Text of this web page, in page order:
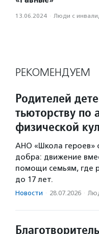
13.06.2024 · Люди с
РЕКОМЕНДУЕМ
Родителей
тьюторству по
физической
АНО «Школа героев»
добра: движение
помощи семьям, где
до 17 лет.
Новости · 28.07.2026 ·